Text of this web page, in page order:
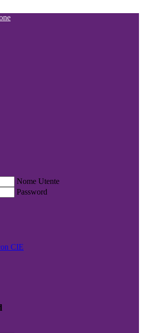
Nome Utente
Password
CIE